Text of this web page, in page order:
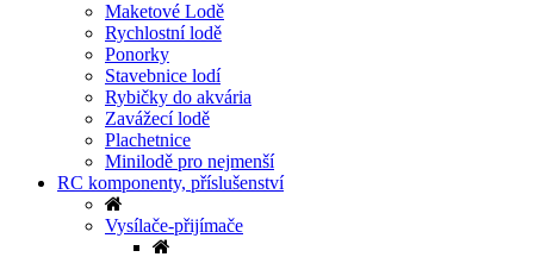
Maketové Lodě
Rychlostní lodě
Ponorky
Stavebnice lodí
Rybičky do akvária
Zavážecí lodě
Plachetnice
Minilodě pro nejmenší
RC komponenty, příslušenství
Vysílače-přijímače